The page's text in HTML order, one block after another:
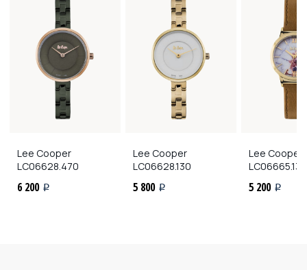
Lee Cooper
LC06628.470
6 200 i
Lee Cooper
LC06628.130
5 800 i
Lee Cooper
LC06665.135
5 200 i